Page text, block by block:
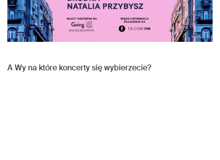
A Wy na które koncerty się wybierzecie?